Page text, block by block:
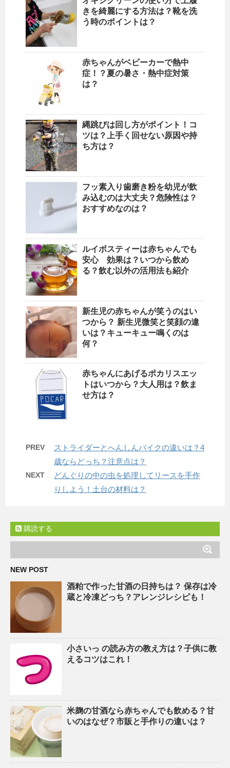
きを綺麗にする方法は？靴を洗
う時のポイントは？
赤ちゃんがベビーカーで熱中
症！？夏の暑さ・熱中症対策
は？
縄跳びは回し方がポイント！コ
ツは？上手く回せない原因や持
ち方は？
フッ素入り歯磨き粉を幼児が飲
み込むのは大丈夫？危険性は？
おすすめなのは？
ルイボスティーは赤ちゃんでも
安心 効果は？いつから飲め
る？飲む以外の活用法も紹介
新生児の赤ちゃんが笑うのはい
つから？ 新生児微笑と笑顔の違
いは？キューキュー鳴くのは
何？
赤ちゃんにあげるポカリスエッ
トはいつから？大人用は？飲ま
せ方は？
PREV
ストライダーとへんしんバイクの違いは？4
歳ならどっち？注意点は？
NEXT
どんぐりの中の虫を処理してリースを手作
りしよう！土台の材料は？
購読する
NEW POST
酒粕で作った甘酒の日持ちは？ 保存は冷
蔵と冷凍どっち？アレンジレシピも！
小さいっ の読み方の教え方は？子供に教
えるコツはこれ！
米麹の甘酒なら赤ちゃんでも飲める？甘
いのはなぜ？市販と手作りの違いは？